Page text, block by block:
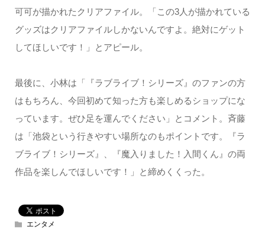
可可が描かれたクリアファイル。「この3人が描かれている
グッズはクリアファイルしかないんですよ。絶対にゲット
してほしいです！」とアピール。
最後に、小林は「『ラブライブ！シリーズ』のファンの方
はもちろん、今回初めて知った方も楽しめるショップにな
っています。ぜひ足を運んでください」とコメント。斉藤
は「池袋という行きやすい場所なのもポイントです。『ラ
ブライブ！シリーズ』、『魔入りました！入間くん』の両
作品を楽しんでほしいです！」と締めくくった。
エンタメ